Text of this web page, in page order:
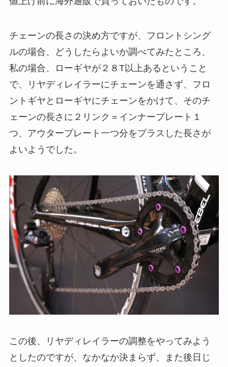
チェーンの長さの決め方ですが、フロントシング
ルの場合、どうしたらよいか調べてみたところ、
私の場合、ローギヤが２８T以上あるということ
で、リヤディレイラーにチェーンを通さず、フロ
ントギヤとローギヤにチェーンをかけて、そのチ
ェーンの長さに２リンク＝インナープレート１
つ、アウタープレート一つ分をプラスした長さが
よいようでした。
この後、リヤディレイラーの調整をやってみよう
としたのですが、なかなか決まらず、また後日じ